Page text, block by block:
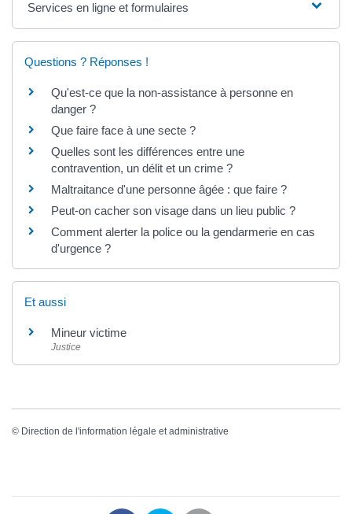
Services en ligne et formulaires
Questions ? Réponses !
Qu'est-ce que la non-assistance à personne en
danger ?
Que faire face à une secte ?
Quelles sont les différences entre une
contravention, un délit et un crime ?
Maltraitance d'une personne âgée : que faire ?
Peut-on cacher son visage dans un lieu public ?
Comment alerter la police ou la gendarmerie en cas
d'urgence ?
Et aussi
Mineur victime
Justice
© Direction de l'information légale et administrative